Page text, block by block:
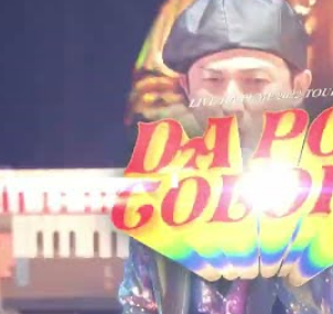
do～yo！！(KIMI/U-YEAH)
世界館』(KENZO)
do～yo！！(KIMI/U-YEAH)